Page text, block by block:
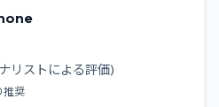
リストによる評価)
推奨